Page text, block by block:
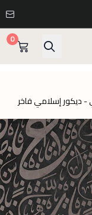
0
ديكور إسلامي فاخر